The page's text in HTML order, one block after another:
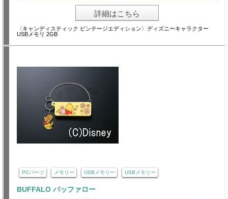
詳細はこちら
〈キャンディスティック ビンテージエディション〉ディズニーキャラクター
USBメモリ 2GB
PCパーツ メモリー USBメモリー USBメモリー
BUFFALO バッファロー